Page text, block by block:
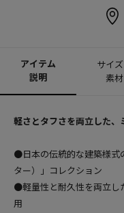
アイテム
説明
サイズ
素材
軽さとタフさを両立した
●日本の伝統的な建築様式
ター）」コレクション
●軽量性と耐久性を両立し
用